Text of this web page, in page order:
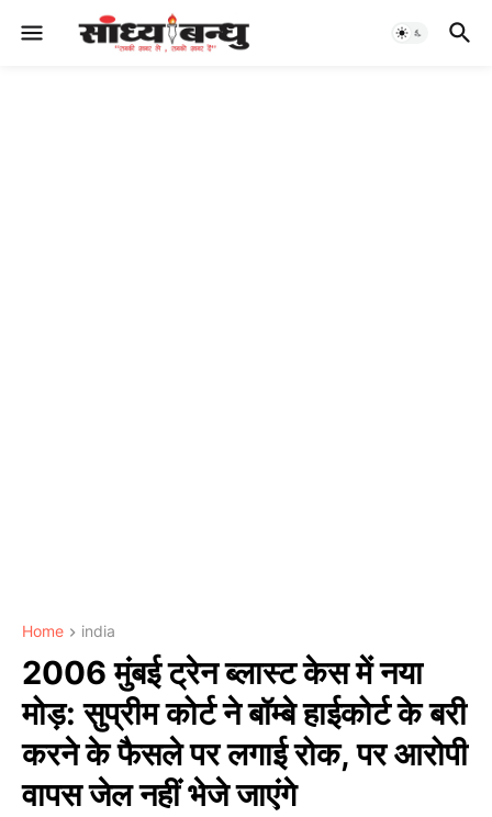
Home india
2006 मुंबई ट्रेन ब्लास्ट केस में नया
मोड़: सुप्रीम कोर्ट ने बॉम्बे हाईकोर्ट के बरी
करने के फैसले पर लगाई रोक, पर आरोपी
वापस जेल नहीं भेजे जाएंगे